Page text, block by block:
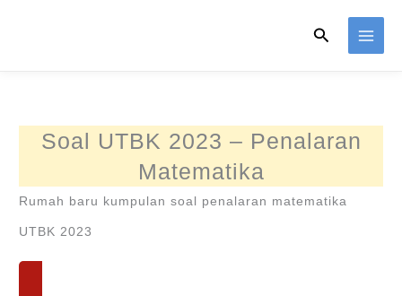
Search
Soal UTBK 2023 – Penalaran
Matematika
Rumah baru kumpulan soal penalaran matematika
UTBK 2023